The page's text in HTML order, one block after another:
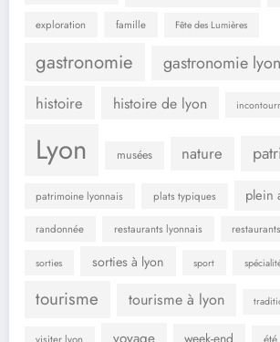
exploration famille Fête des Lumières
gastronomie gastronomie
histoire histoire de lyon
Lyon musées nature
patrimoine lyonnais plats typiques plein
randonnée restaurants lyonnais
sorties sorties à lyon sport
tourisme tourisme à lyon